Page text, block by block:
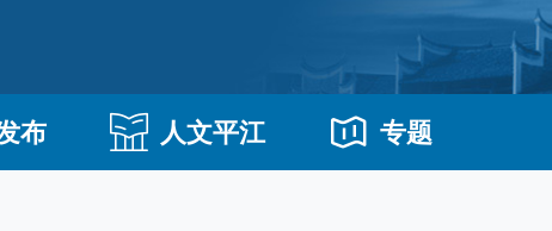
布 人文平江 专题